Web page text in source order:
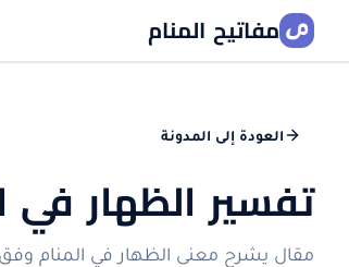
مفاتيح المنام
العودة إلى المدونة
تفسير الظهار في
مقال يشرح معنى الظهار في المنام وفق